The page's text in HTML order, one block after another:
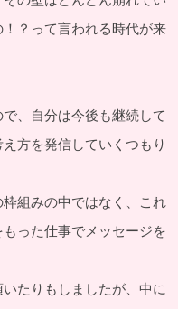
？って言われる時代が来
、自分は今後も継続して
方を発信していくつもり
組みの中ではなく、これ
った仕事でメッセージを
たりもしましたが、中に